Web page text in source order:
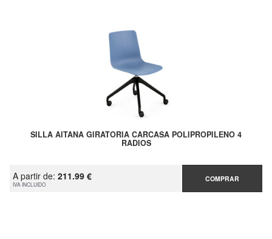
SILLA AITANA GIRATORIA CARCASA POLIPROPILENO 4
RADIOS
A partir de: 211.99 €
IVA INCLUIDO
COMPRAR